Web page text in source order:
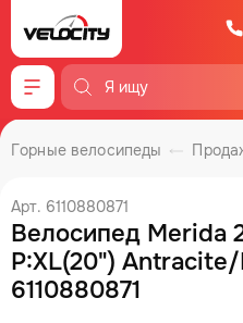
Меню
Горные велосипеды
Арт. 6110880871
Велосипед Merida
Р:XL(20") Antracite/
6110880871